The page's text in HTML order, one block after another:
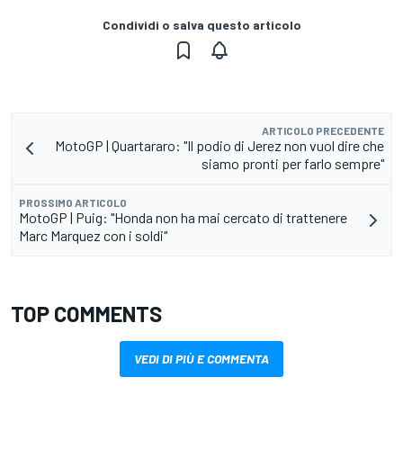
Condividi o salva questo articolo
ARTICOLO PRECEDENTE
MotoGP | Quartararo: "Il podio di Jerez non vuol dire che
siamo pronti per farlo sempre"
PROSSIMO ARTICOLO
MotoGP | Puig: "Honda non ha mai cercato di trattenere
Marc Marquez con i soldi"
TOP COMMENTS
VEDI DI PIÙ E COMMENTA